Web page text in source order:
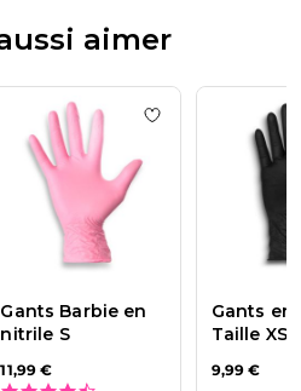
du
Apr
2026
aimer
Gants en latex Taille M
Add to wishlist
Gants Barbie en
nitrile S
11,99 €
Gants en
Taille XS
9,99 €